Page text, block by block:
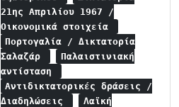
21ης Απριλίου 1967 /
Οικονομικά στοιχεία
Πορτογαλία / Δικτατορία
Σαλαζάρ
Παλαιστινιακή
αντίσταση
Αντιδικτατορικές δράσεις /
Διαδηλώσεις
Λαϊκή